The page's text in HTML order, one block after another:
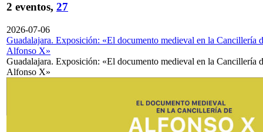
2 eventos, 27
2026-07-06
Guadalajara. Exposición: «El documento medieval en la Cancillería
Alfonso X»
Guadalajara. Exposición: «El documento medieval en la Cancillería
Alfonso X»